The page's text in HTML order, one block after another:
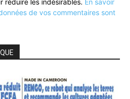
de vos commentaires sont